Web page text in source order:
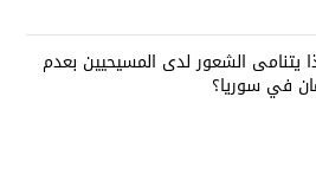
يتنامى الشعور لدى المسيحيين بعدم
في سوريا؟